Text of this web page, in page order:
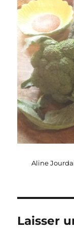
Auteur
Aline
Laisser